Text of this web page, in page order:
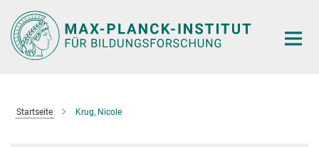
Hauptinhalt
Startseite Krug, Nicole